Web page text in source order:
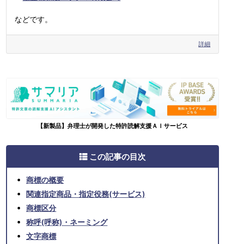
などです。
詳細
【新製品】弁理士が開発した特許読解支援ＡＩサービス
この記事の目次
商標の概要
関連指定商品・指定役務(サービス)
商標区分
称呼(呼称)・ネーミング
文字商標